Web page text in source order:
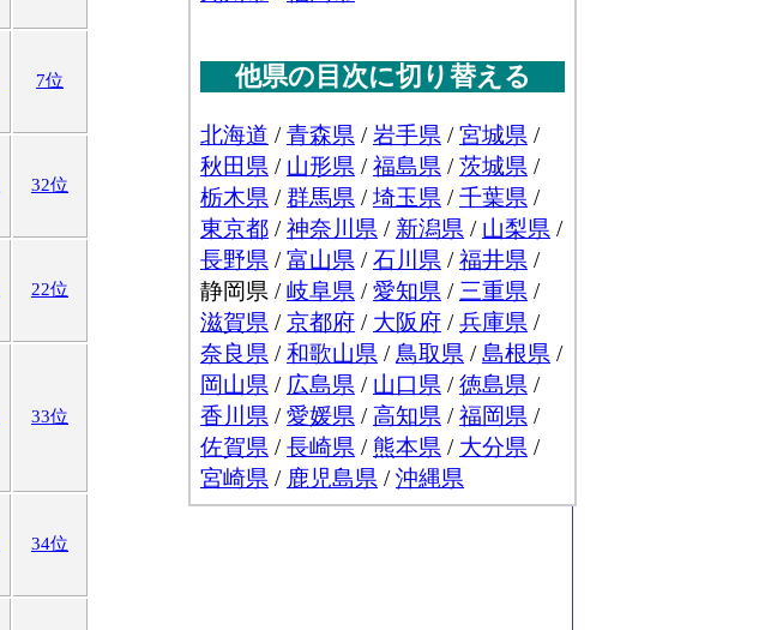
7位
32位
22位
33位
34位